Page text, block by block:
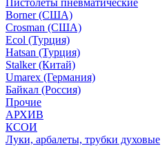
Пистолеты пневматические
Borner (США)
Crosman (США)
Ecol (Турция)
Hatsan (Турция)
Stalker (Китай)
Umarex (Германия)
Байкал (Россия)
Прочие
АРХИВ
КСОИ
Луки, арбалеты, трубки духовые